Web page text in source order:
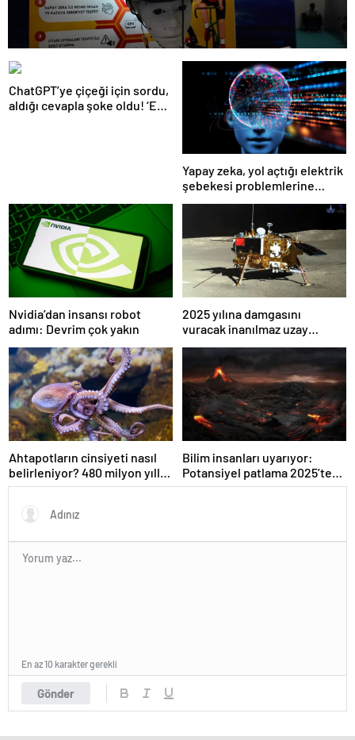
ChatGPT’ye çiçeği için sordu,
aldığı cevapla şoke oldu! ‘En
Yapay zeka, yol açtığı elektrik
şebekesi problemlerine
çözüm bulabilir mi: Nvidia’ya
Nvidia’dan insansı robot
adımı: Devrim çok yakın
2025 yılına damgasını
vuracak inanılmaz uzay
Ahtapotların cinsiyeti nasıl
belirleniyor? 480 milyon yıllık
gizem çözüldü
Bilim insanları uyarıyor:
Potansiyel patlama 2025’te
bekleniyor!
Gönder
En az 10 karakter gerekli